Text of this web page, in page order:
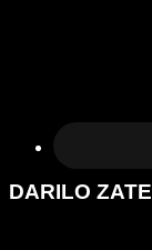
DARILO ZATE